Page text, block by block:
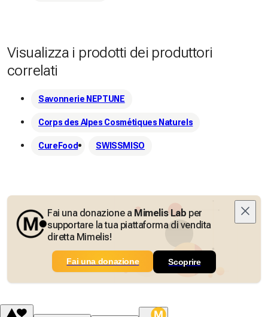
Visualizza i prodotti dei produttori
correlati
Savonnerie NEPTUNE
Corps des Alpes Cosmétiques Naturels
CureFood SWISSMISO
Fai una donazione a Mimelis Lab per
supportare la tua piattaforma di vendita
diretta Mimelis!
Fai una donazione Scoprire